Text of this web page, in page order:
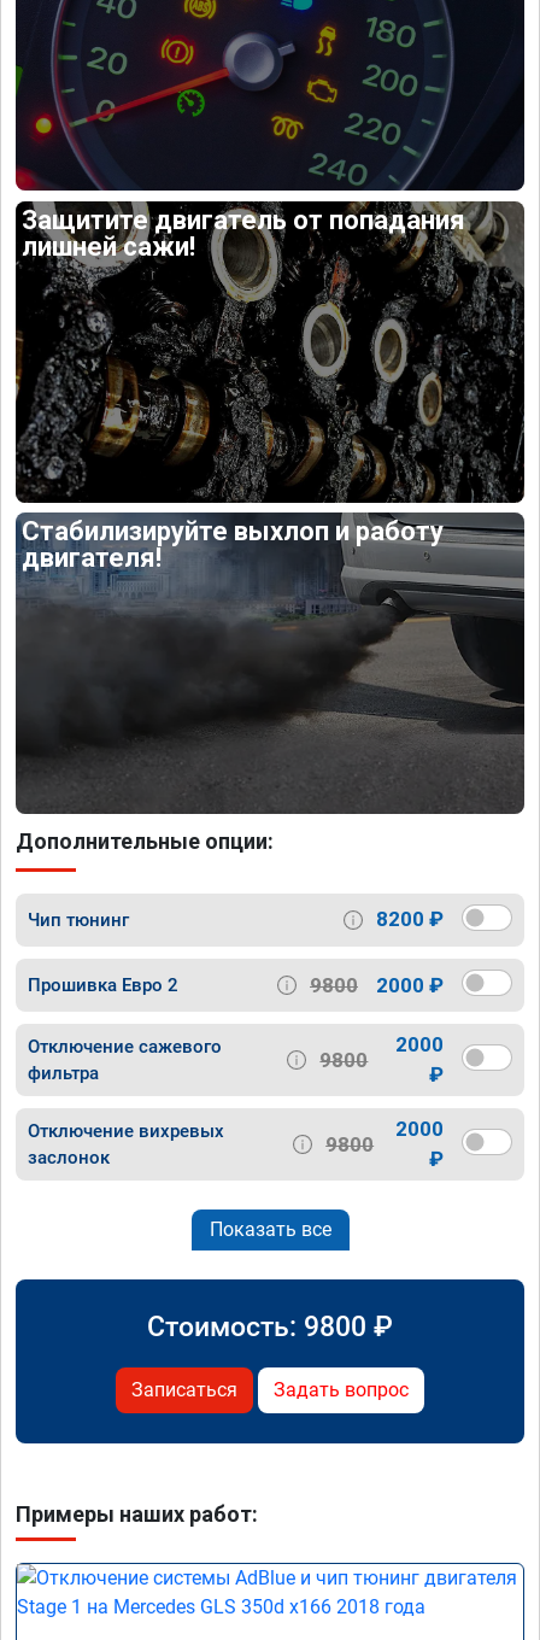
Защитите двигатель от попадания
лишней сажи!
Стабилизируйте выхлоп и работу
двигателя!
Дополнительные опции:
Чип тюнинг 8200 ₽
Прошивка Евро 2 9800 2000 ₽
Отключение сажевого
фильтра
9800
2000
₽
Отключение вихревых
заслонок
9800
2000
₽
Показать все
Стоимость: 9800 ₽
Записаться Задать вопрос
Примеры наших работ: